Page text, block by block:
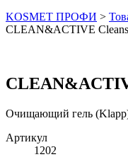
KOSMET ПРОФИ >
CLEAN&ACTIVE
Очищающий гель
Артикул
1202